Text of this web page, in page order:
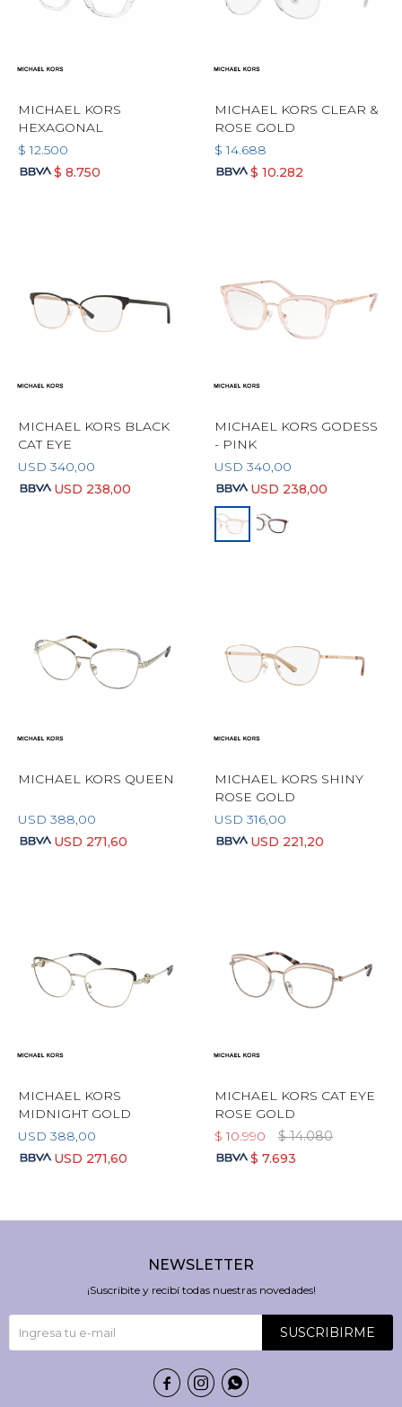
MICHAEL KORS
HEXAGONAL
$ 12.500
$ 8.750
MICHAEL KORS CLEAR &
ROSE GOLD
$ 14.688
$ 10.282
MICHAEL KORS BLACK
CAT EYE
USD 340,00
USD 238,00
MICHAEL KORS GODESS
- PINK
USD 340,00
USD 238,00
MICHAEL KORS QUEEN
USD 388,00
USD 271,60
MICHAEL KORS SHINY
ROSE GOLD
USD 316,00
USD 221,20
MICHAEL KORS
MIDNIGHT GOLD
USD 388,00
USD 271,60
MICHAEL KORS CAT EYE
ROSE GOLD
$ 10.990 $ 14.080
$ 7.693
NEWSLETTER
¡Suscribite y recibí todas nuestras novedades!
SUSCRIBIRME
  